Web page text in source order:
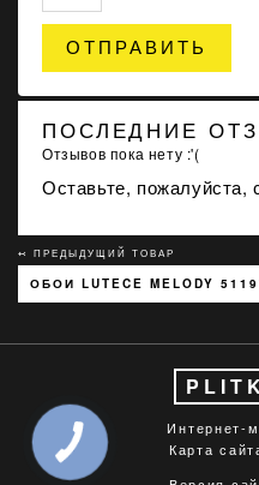
ОТПРАВИТЬ
ПОСЛЕДНИЕ
Отзывов пока нету :'(
Оставьте, пожалуйста,
↢ ПРЕДЫДУЩИЙ ТОВАР
ОБОИ LUTECE MELODY
Интернет-
Карта